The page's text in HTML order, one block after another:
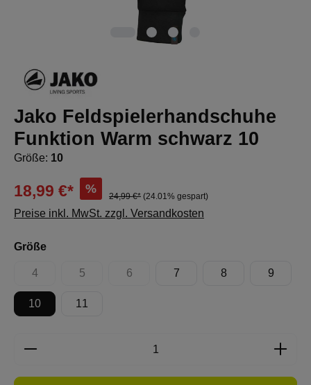
Jako Feldspielerhandschuhe
Funktion Warm schwarz 10
Größe: 10
18,99 €* %
24,99 €* (24.01% gespart)
Preise inkl. MwSt. zzgl. Versandkosten
Größeauswählen
4
(Diese Option ist zurzeit nicht verfügbar.)
5
(Diese Option ist zurzeit nicht verfügbar.)
6
(Diese Option ist zurzeit nicht verfügbar.)
7 8 9
10 11
Produkt Anzahl: Gib den gewünschten